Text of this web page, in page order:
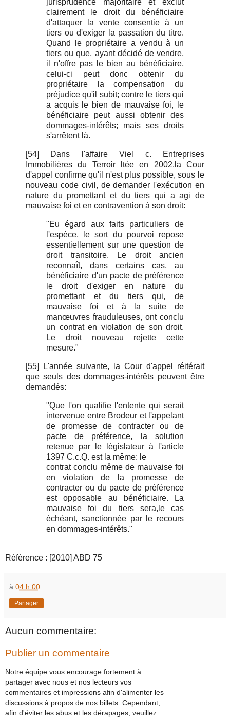
jurisprudence majoritaire et exclut
clairement le droit du bénéficiaire
d'attaquer la vente consentie à un
tiers ou d'exiger la passation du titre.
Quand le propriétaire a vendu à un
tiers ou que, ayant décidé de vendre,
il n'offre pas le bien au bénéficiaire,
celui-ci peut donc obtenir du
propriétaire la compensation du
préjudice qu'il subit; contre le tiers qui
a acquis le bien de mauvaise foi, le
bénéficiaire peut aussi obtenir des
dommages-intérêts; mais ses droits
s'arrêtent là.
[54] Dans l'affaire Viel c. Entreprises
Immobilières du Terroir ltée en 2002,la Cour
d'appel confirme qu'il n'est plus possible, sous le
nouveau code civil, de demander l'exécution en
nature du promettant et du tiers qui a agi de
mauvaise foi et en contravention à son droit:
"Eu égard aux faits particuliers de
l'espèce, le sort du pourvoi repose
essentiellement sur une question de
droit transitoire. Le droit ancien
reconnaît, dans certains cas, au
bénéficiaire d'un pacte de préférence
le droit d'exiger en nature du
promettant et du tiers qui, de
mauvaise foi et à la suite de
manœuvres frauduleuses, ont conclu
un contrat en violation de son droit.
Le droit nouveau rejette cette
mesure."
[55] L'année suivante, la Cour d'appel réitérait
que seuls des dommages-intérêts peuvent être
demandés:
"Que l'on qualifie l'entente qui serait
intervenue entre Brodeur et l'appelant
de promesse de contracter ou de
pacte de préférence, la solution
retenue par le législateur à l'article
1397 C.c.Q. est la même: le
contrat conclu même de mauvaise foi
en violation de la promesse de
contracter ou du pacte de préférence
est opposable au bénéficiaire. La
mauvaise foi du tiers sera,le cas
échéant, sanctionnée par le recours
en dommages-intérêts."
Référence : [2010] ABD 75
à 04 h 00
Partager
Aucun commentaire:
Publier un commentaire
Notre équipe vous encourage fortement à
partager avec nous et nos lecteurs vos
commentaires et impressions afin d'alimenter les
discussions à propos de nos billets. Cependant,
afin d'éviter les abus et les dérapages, veuillez